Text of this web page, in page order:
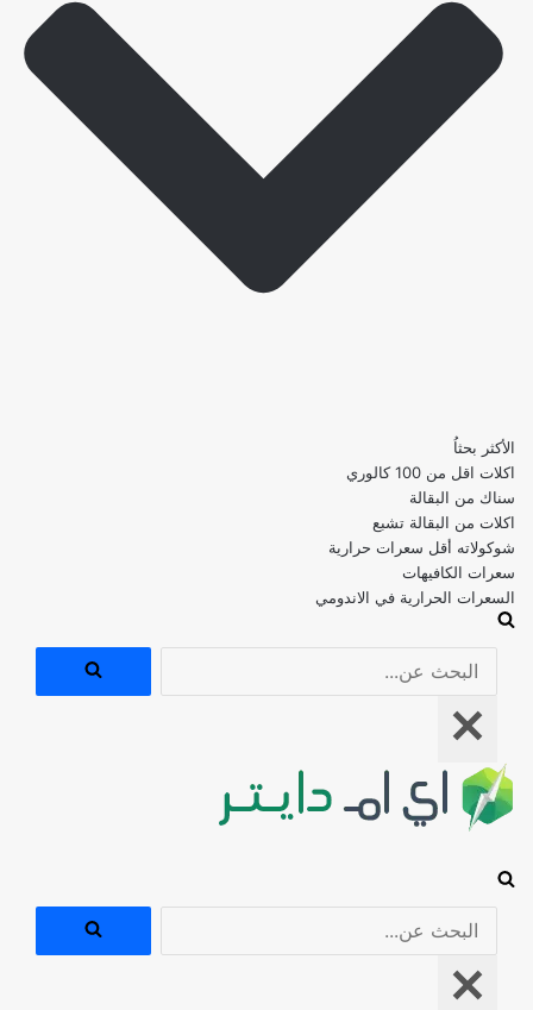
الأكثر بحثاُ
اكلات اقل من 100 كالوري
اكلات من البقالة تشبع
شوكولاته أقل سعرات حرارية
سعرات الكافيهات
السعرات الحرارية في الاندومي
قائمة